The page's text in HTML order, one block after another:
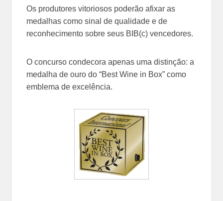
Os produtores vitoriosos poderão afixar as
medalhas como sinal de qualidade e de
reconhecimento sobre seus BIB(c) vencedores.
O concurso condecora apenas uma distinção: a
medalha de ouro do “Best Wine in Box” como
emblema de excelência.